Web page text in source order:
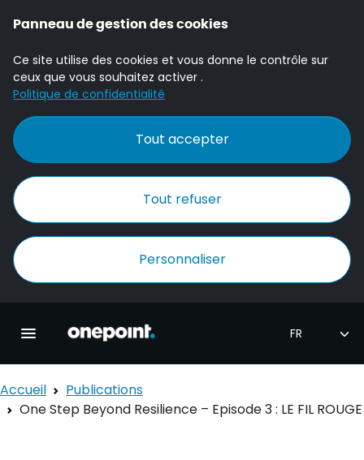
Panneau de gestion des cookies
Ce site utilise des cookies et vous donne le contrôle sur
ceux que vous souhaitez activer .
Politique de confidentialité
Tout accepter
Tout refuser
Personnaliser
Accueil Onepoint
Accueil
Publications
One Step Beyond Resilience – Episode 3 : LE FIL ROUGE